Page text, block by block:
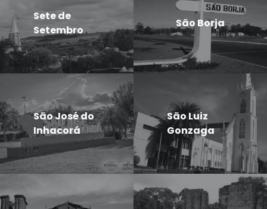
Sete de
Setembro
São Borja
São José do
Inhacorá
São Luiz
Gonzaga